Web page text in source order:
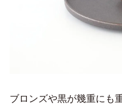
ブロンズや黒が幾重にも